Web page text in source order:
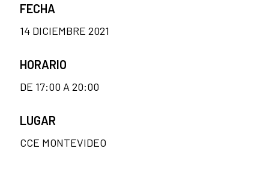
FECHA
14 DICIEMBRE 2021
HORARIO
DE 17:00 A 20:00
LUGAR
CCE MONTEVIDEO